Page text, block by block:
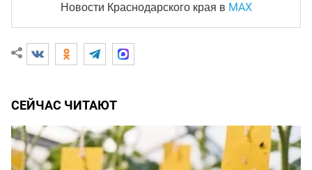
Новости Краснодарского края в MAX
СЕЙЧАС ЧИТАЮТ